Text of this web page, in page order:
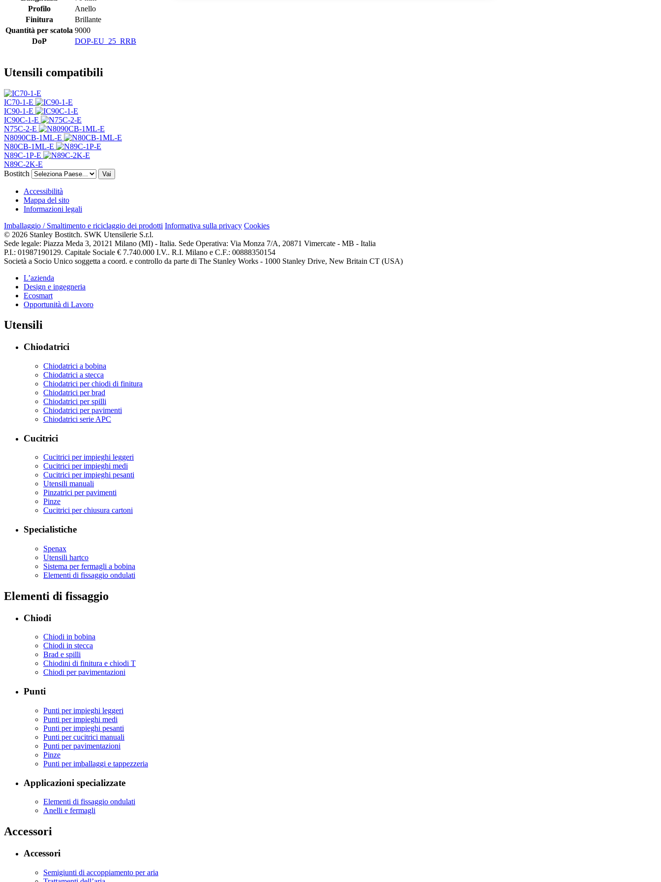
Profilo
Anello
Finitura
Brillante
Quantità per scatola 9000
DoP
DOP-EU_25_RRB
Utensili compatibili
IC70-1-E
IC90-1-E
IC90C-1-E
N75C-2-E
N8090CB-1ML-E
N80CB-1ML-E
N89C-1P-E
N89C-2K-E
Bostitch
Vai
Accessibilità
Mappa del sito
Informazioni legali
Imballaggio / Smaltimento e riciclaggio dei prodotti Informativa sulla privacy Cookies
© 2026 Stanley Bostitch. SWK Utensilerie S.r.l.
Sede legale: Piazza Meda 3, 20121 Milano (MI) - Italia. Sede Operativa: Via Monza 7/A, 20871 Vimercate - MB - Italia
P.I.: 01987190129. Capitale Sociale € 7.740.000 I.V.. R.I. Milano e C.F.: 00888350154
Società a Socio Unico soggetta a coord. e controllo da parte di The Stanley Works - 1000 Stanley Drive, New Britain CT (USA)
L’azienda
Design e ingegneria
Ecosmart
Opportunità di Lavoro
Utensili
Chiodatrici
Chiodatrici a bobina
Chiodatrici a stecca
Chiodatrici per chiodi di finitura
Chiodatrici per brad
Chiodatrici per spilli
Chiodatrici per pavimenti
Chiodatrici serie APC
Cucitrici
Cucitrici per impieghi leggeri
Cucitrici per impieghi medi
Cucitrici per impieghi pesanti
Utensili manuali
Pinzatrici per pavimenti
Pinze
Cucitrici per chiusura cartoni
Specialistiche
Spenax
Utensili hartco
Sistema per fermagli a bobina
Elementi di fissaggio ondulati
Elementi di fissaggio
Chiodi
Chiodi in bobina
Chiodi in stecca
Brad e spilli
Chiodini di finitura e chiodi T
Chiodi per pavimentazioni
Punti
Punti per impieghi leggeri
Punti per impieghi medi
Punti per impieghi pesanti
Punti per cucitrici manuali
Punti per pavimentazioni
Pinze
Punti per imballaggi e tappezzeria
Applicazioni specializzate
Elementi di fissaggio ondulati
Anelli e fermagli
Accessori
Accessori
Semigiunti di accoppiamento per aria